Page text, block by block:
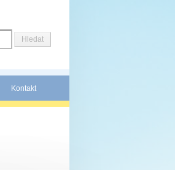
Kontakt